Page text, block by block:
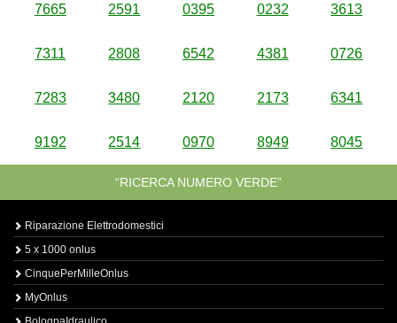
7665 2591 0395 0232 3613
7311 2808 6542 4381 0726
7283 3480 2120 2173 6341
9192 2514 0970 8949 8045
“RICERCA NUMERO VERDE”
Riparazione Elettrodomestici
5 x 1000 onlus
CinquePerMilleOnlus
MyOnlus